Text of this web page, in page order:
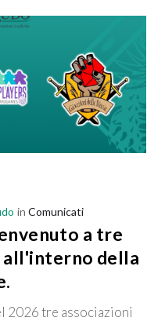
in Comunicati
a tre
all'interno della
2026 tre associazioni